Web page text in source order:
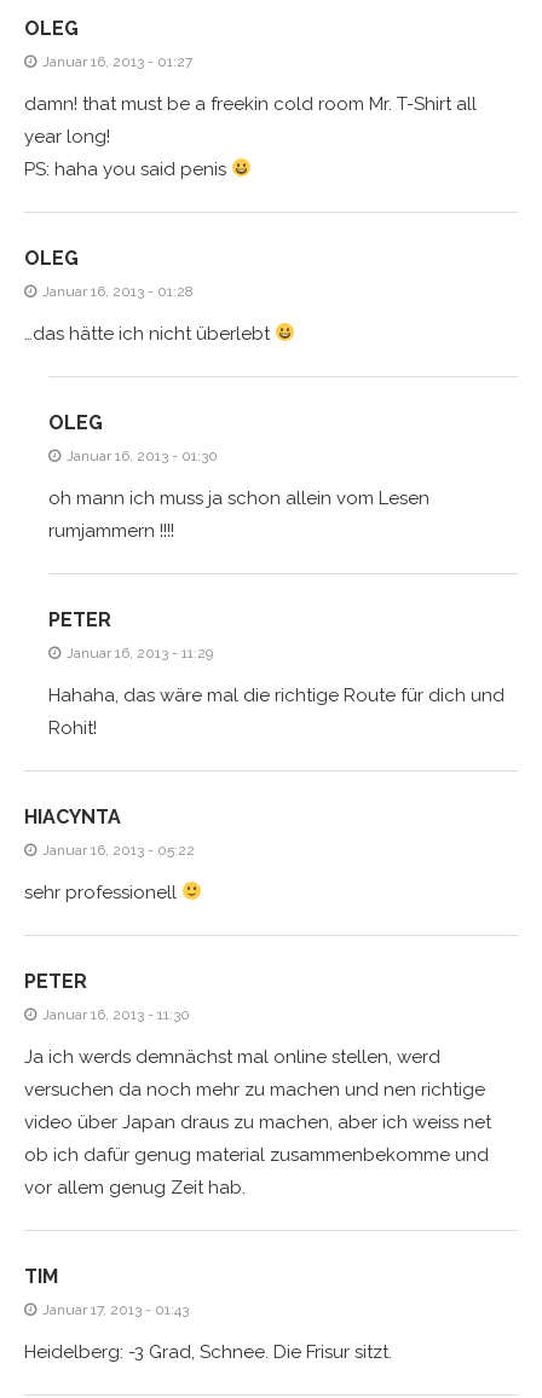
OLEG
Januar 16, 2013 - 01:27
damn! that must be a freekin cold room Mr. T-Shirt all
year long!
PS: haha you said penis
OLEG
Januar 16, 2013 - 01:28
…das hätte ich nicht überlebt
OLEG
Januar 16, 2013 - 01:30
oh mann ich muss ja schon allein vom Lesen
rumjammern !!!!
PETER
Januar 16, 2013 - 11:29
Hahaha, das wäre mal die richtige Route für dich und
Rohit!
HIACYNTA
Januar 16, 2013 - 05:22
sehr professionell
PETER
Januar 16, 2013 - 11:30
Ja ich werds demnächst mal online stellen, werd
versuchen da noch mehr zu machen und nen richtige
video über Japan draus zu machen, aber ich weiss net
ob ich dafür genug material zusammenbekomme und
vor allem genug Zeit hab.
TIM
Januar 17, 2013 - 01:43
Heidelberg: -3 Grad, Schnee. Die Frisur sitzt.